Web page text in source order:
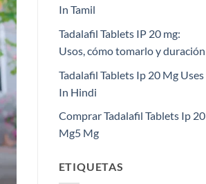
In Tamil
Tadalafil Tablets IP 20 mg:
Usos, cómo tomarlo y duración
Tadalafil Tablets Ip 20 Mg Uses
In Hindi
Comprar Tadalafil Tablets Ip 20
Mg5 Mg
ETIQUETAS